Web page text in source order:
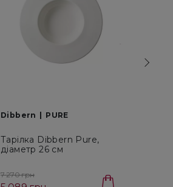
Dibbern PURE
Тарілка Dibbern Pure,
діаметр 26 см
7 270 грн